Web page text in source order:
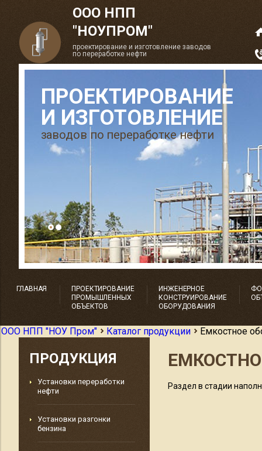
ООО НПП
"НОУПРОМ"
проектирование и изготовление заводов
по переработке нефти
ПРОЕКТИРОВАНИЕ
И ИЗГОТОВЛЕНИЕ
заводов по переработке нефти
ГЛАВНАЯ
ПРОЕКТИРОВАНИЕ
ПРОМЫШЛЕННЫХ
ОБЪЕКТОВ
ИНЖЕНЕРНОЕ
КОНСТРУИРОВАНИЕ
ОБОРУДОВАНИЯ
OOO НПП "HOУ Пром" Каталог продукции Емкостное
ПРОДУКЦИЯ
Установки переработки
нефти
Установки разгонки
бензина
Раздел в стадии